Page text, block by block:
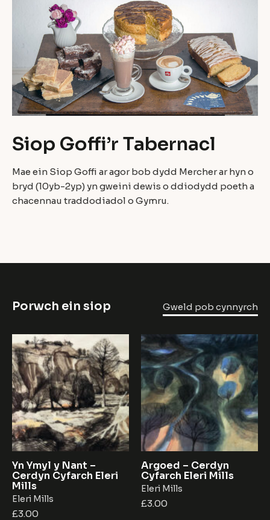
Siop Goffi’r Tabernacl
Mae ein Siop Goffi ar agor bob dydd Mercher ar hyn o
bryd (10yb-2yp) yn gweini dewis o ddiodydd poeth a
chacennau traddodiadol o Gymru.
Porwch ein siop Gweld pob cynnyrch
Yn Ymyl y Nant –
Cerdyn Cyfarch Eleri
Mills
Eleri Mills
£3.00
Argoed – Cerdyn
Cyfarch Eleri Mills
Eleri Mills
£3.00